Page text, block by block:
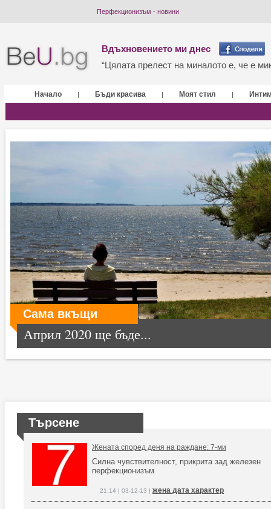
Перфекционизъм - новини
Вдъхновението ми днес
“Цялата прелест на миналото е, че е
Начало | Бъди красива | Моят стил |
Сама вкъщи
Април 2020 ще бъде...
Търсене
Жената според деня на раждане: 7-ми
Силна чувствителност, прикрита зад железен
перфекционизъм
21:14 | 03-12-13 | жена дата характер